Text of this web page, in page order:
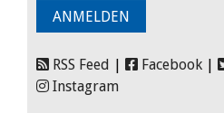
RSS Feed Facebook
Instagram